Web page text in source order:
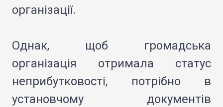
організації.
Однак, щоб громадська
організація отримала статус
неприбутковості, потрібно в
установчому документів